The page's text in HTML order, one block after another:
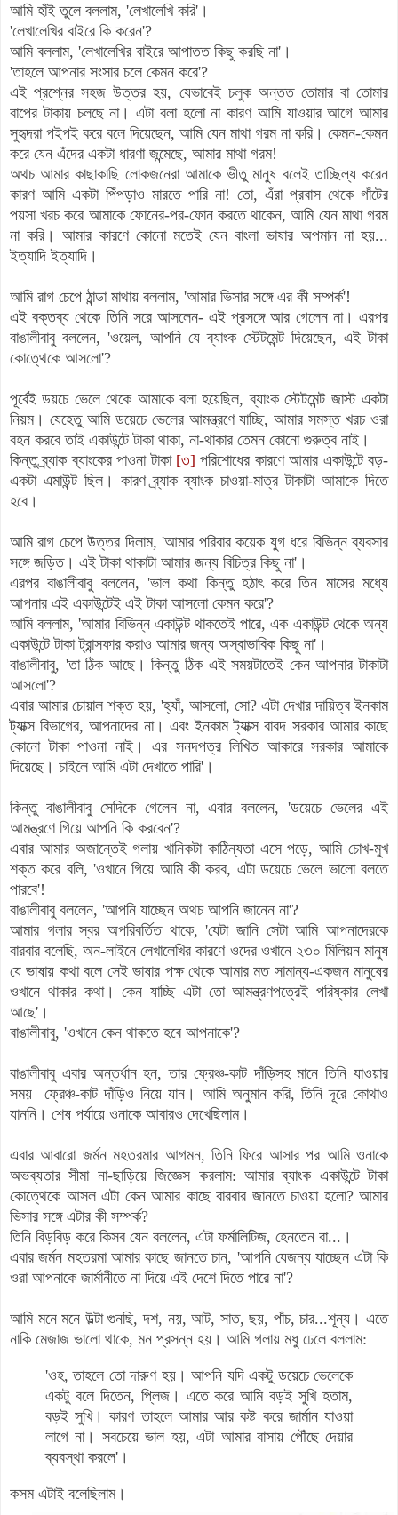
আমি হাঁই তুলে বললাম, 'লেখালেখি করি'।
'লেখালেখির বাইরে কি করেন'?
আমি বললাম, 'লেখালেখির বাইরে আপাতত কিছু করছি না'।
'তাহলে আপনার সংসার চলে কেমন করে'?
এই প্রশ্নের সহজ উত্তর হয়, যেভাবেই চলুক অন্তত তোমার বা তোমার
বাপের টাকায় চলছে না। এটা বলা হলো না কারণ আমি যাওয়ার আগে আমার
সুহৃদরা পইপই করে বলে দিয়েছেন, আমি যেন মাথা গরম না করি। কেমন-কেমন
করে যেন এঁদের একটা ধারণা জন্মেছে, আমার মাথা গরম!
অথচ আমার কাছাকাছি লোকজনেরা আমাকে ভীতু মানুষ বলেই তাচ্ছিল্য করেন
কারণ আমি একটা পিঁপড়াও মারতে পারি না! তো, এঁরা প্রবাস থেকে গাঁটের
পয়সা খরচ করে আমাকে ফোনের-পর-ফোন করতে থাকেন, আমি যেন মাথা গরম
না করি। আমার কারণে কোনো মতেই যেন বাংলা ভাষার অপমান না হয়...
ইত্যাদি ইত্যাদি।
আমি রাগ চেপে ঠান্ডা মাথায় বললাম, 'আমার ভিসার সঙ্গে এর কী সম্পর্ক'!
এই বক্তব্য থেকে তিনি সরে আসলেন- এই প্রসঙ্গে আর গেলেন না। এরপর
বাঙালীবাবু বললেন, 'ওয়েল, আপনি যে ব্যাংক স্টেটমেন্ট দিয়েছেন, এই টাকা
কোত্থেকে আসলো'?
পূর্বেই ডয়চে ভেলে থেকে আমাকে বলা হয়েছিল, ব্যাংক স্টেটমেন্ট জাস্ট একটা
নিয়ম। যেহেতু আমি ডয়েচে ভেলের আমন্ত্রণে যাচ্ছি, আমার সমস্ত খরচ ওরা
বহন করবে তাই একাউন্টে টাকা থাকা, না-থাকার তেমন কোনো গুরুত্ব নাই।
কিন্তু ব্র্যাক ব্যাংকের পাওনা টাকা [৩]পরিশোধের কারণে আমার একাউন্টে বড়-
একটা এমাউন্ট ছিল। কারণব্র্যাক ব্যাংকচাওয়া-মাত্র টাকাটা আমাকে দিতে
হবে।
আমি রাগ চেপে উত্তর দিলাম, 'আমার পরিবার কয়েক যুগ ধরে বিভিন্ন ব্যবসার
সঙ্গে জড়িত। এই টাকা থাকাটা আমার জন্য বিচিত্র কিছু না'।
এরপর বাঙালীবাবু বললেন, 'ভাল কথা কিন্তু হঠাৎ করে তিন মাসের মধ্যে
আপনার এই একাউন্টেই এই টাকা আসলো কেমন করে'?
আমি বললাম, 'আমার বিভিন্ন একাউন্ট থাকতেই পারে, এক একাউন্ট থেকে অন্য
একাউন্টে টাকা ট্রান্সফার করাও আমার জন্য অস্বাভাবিক কিছু না'।
বাঙালীবাবু, 'তা ঠিক আছে। কিন্তু ঠিক এই সময়টাতেই কেন আপনার টাকাটা
আসলো'?
এবার আমার চোয়াল শক্ত হয়, 'হ্যাঁ, আসলো, সো? এটা দেখার দায়িত্ব ইনকাম
ট্যাক্স বিভাগের, আপনাদের না। এবং ইনকাম ট্যাক্স বাবদ সরকার আমার কাছে
কোনো টাকা পাওনা নাই। এর সনদপত্র লিখিত আকারে সরকার আমাকে
দিয়েছে। চাইলে আমি এটা দেখাতে পারি'।
কিন্তু বাঙালীবাবু সেদিকে গেলেন না, এবার বললেন, 'ডয়েচে ভেলের এই
আমন্ত্রণে গিয়ে আপনি কি করবেন'?
এবার আমার অজান্তেই গলায় খানিকটা কাঠিন্যতা এসে পড়ে, আমি চোখ-মুখ
শক্ত করে বলি, 'ওখানে গিয়ে আমি কী করব, এটা ডয়েচে ভেলে ভালো বলতে
পারবে'!
বাঙালীবাবু বললেন, 'আপনি যাচ্ছেন অথচ আপনি জানেন না'?
আমার গলার স্বর অপরিবর্তিত থাকে, 'যেটা জানি সেটা আমি আপনাদেরকে
বারবার বলেছি, অন-লাইনে লেখালেখির কারণে ওদের ওখানে ২৩০ মিলিয়ন মানুষ
যে ভাষায় কথা বলে সেই ভাষার পক্ষ থেকে আমার মত সামান্য-একজন মানুষের
ওখানে থাকার কথা। কেন যাচ্ছি এটা তো আমন্ত্রণপত্রেই পরিষ্কার লেখা
আছে'।
বাঙালীবাবু, 'ওখানে কেন থাকতে হবে আপনাকে'?
বাঙালীবাবু এবার অন্তর্ধান হন,তার ফ্রেঞ্চ-কাট দাঁড়িসহ মানে তিনি যাওয়ার
সময়
ফ্রেঞ্চ-কাটদাঁড়িও নিয়ে যান । আমি অনুমান করি, তিনি দূরে কোথাও
যাননি। শেষ পর্যায়ে ওনাকে আবারও দেখেছিলাম।
এবার আবারো জর্মন মহতরমার আগমন, তিনি ফিরে আসার পর আমি ওনাকে
অভব্যতার সীমা না-ছাড়িয়ে জিজ্ঞেস করলাম: আমার ব্যাংক একাউন্টে টাকা
কোত্থেকে আসল এটা কেন আমার কাছে বারবার জানতে চাওয়া হলো? আমার
ভিসার সঙ্গে এটার কী সম্পর্ক?
তিনি বিড়বিড় করে কিসব যেন বললেন, এটা ফর্মালিটিজ, হেনতেন বা...।
এবার জর্মন মহতরমা আমার কাছে জানতে চান, 'আপনি যেজন্য যাচ্ছেন এটা কি
ওরা আপনাকে জার্মানীতে না দিয়ে এই দেশে দিতে পারে না'?
আমি মনে মনে উল্টা গুনছি, দশ, নয়, আট, সাত, ছয়, পাঁচ, চার...শূন্য। এতে
নাকি মেজাজ ভালো থাকে, মন প্রসন্ন হয়। আমি গলায় মধু ঢেলে বললাম:
'ওহ, তাহলে তো দারুণ হয়। আপনি যদি একটু ডয়েচে ভেলেকে
একটু বলে দিতেন, প্লিজ। এতে করে আমি বড়ই সুখি হতাম,
বড়ই সুখি। কারণ তাহলে আমার আর কষ্ট করে জার্মান যাওয়া
লাগে না। সবচেয়ে ভাল হয়, এটা আমার বাসায় পৌঁছে দেয়ার
ব্যবস্থা করলে'।
কসম এটাই বলেছিলাম।